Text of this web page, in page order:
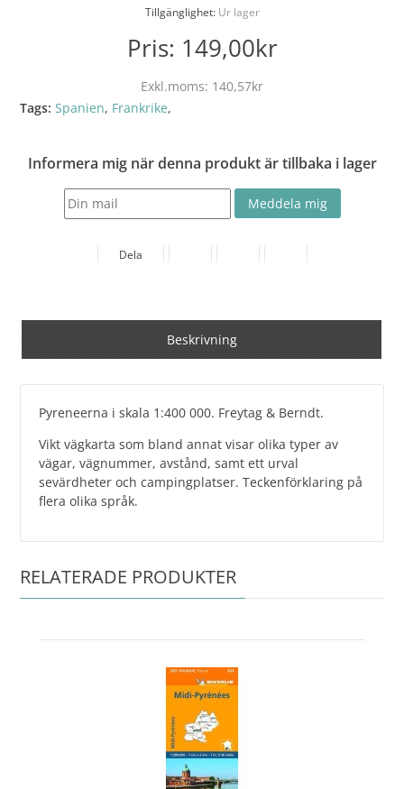
Tillgänglighet:Ur lager
Pris: 149,00kr
Exkl.moms: 140,57kr
Tags: Spanien, Frankrike,
Informera mig när denna produkt är tillbaka i lager
Dela
Beskrivning
Pyreneerna i skala 1:400 000. Freytag & Berndt.
Vikt vägkarta som bland annat visar olika typer av
vägar, vägnummer, avstånd, samt ett urval
sevärdheter och campingplatser. Teckenförklaring på
flera olika språk.
RELATERADE PRODUKTER